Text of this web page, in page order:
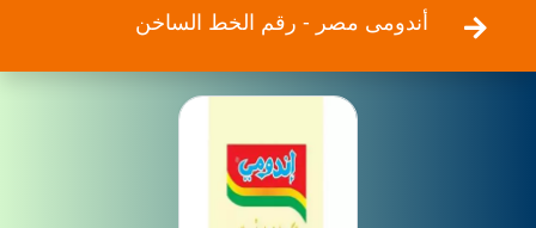
أندومى مصر - رقم الخط الساخن